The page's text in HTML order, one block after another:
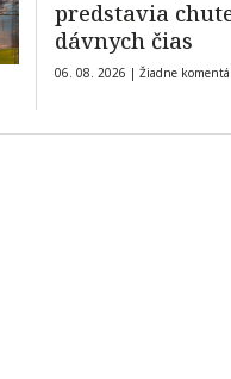
predstavia
dávnych čias
06. 08. 2026 | Žiadne